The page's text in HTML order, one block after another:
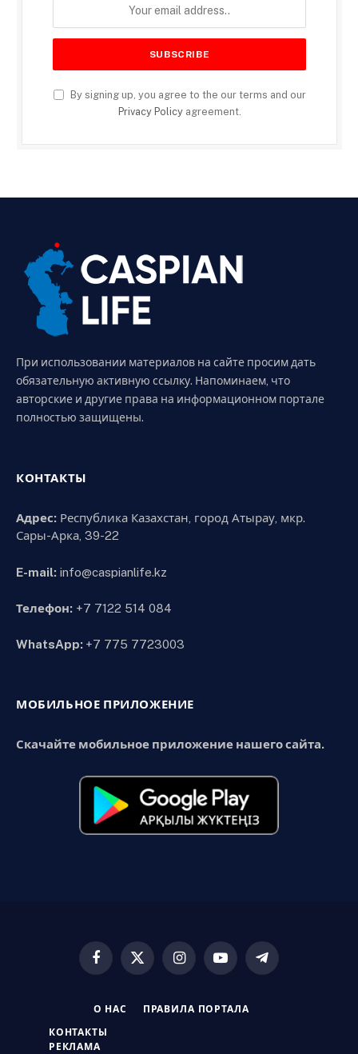
By signing up, you agree to the our terms and our
Privacy Policyagreement.
При использовании материалов на сайте просим дать
обязательную активную ссылку. Напоминаем, что
авторские и другие права на информационном портале
полностью защищены.
КОНТАКТЫ
Адрес: Республика Казахстан, город Атырау, мкр.
Сары-Арка, 39-22
E-mail: info@caspianlife.kz
Телефон: +7 7122 514 084
WhatsApp: +7 775 7723003
МОБИЛЬНОЕ ПРИЛОЖЕНИЕ
Скачайте мобильное приложение нашего сайта.
Facebook
X
InstagramYouTubeTelegram
О НАС ПРАВИЛА ПОРТАЛА
КОНТАКТЫ
РЕКЛАМА